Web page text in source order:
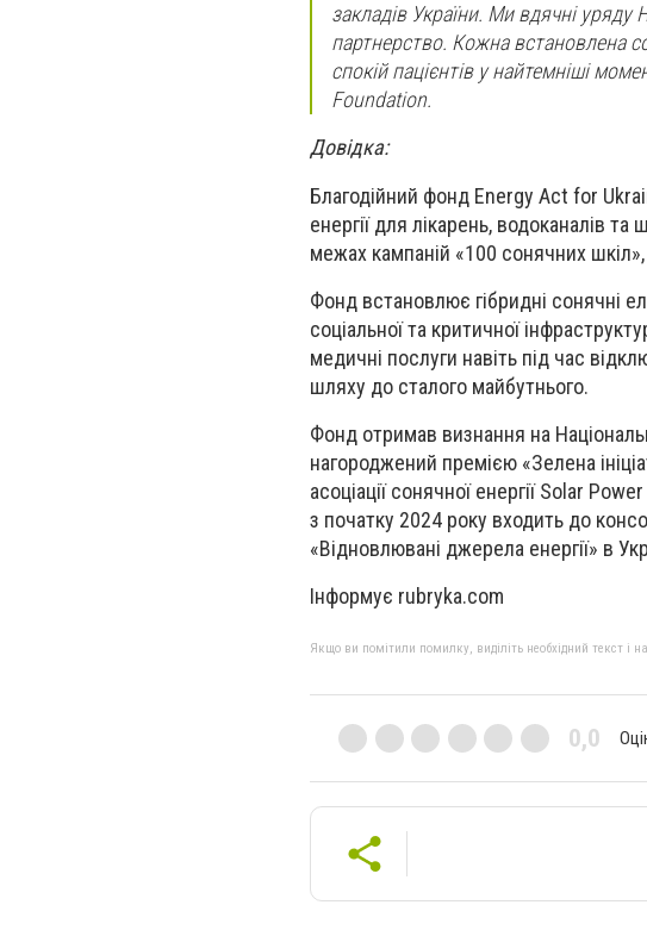
закладів України. Ми вдячні уряду
партнерство. Кожна встановлена
спокій пацієнтів у найтемніші
Foundation.
Довідка:
Благодійний фонд Energy Act for
енергії для лікарень, водоканалів та
межах кампаній «100 сонячних
Фонд встановлює гібридні сонячні
соціальної та критичної
медичні послуги навіть під час
шляху до сталого майбутнього.
Фонд отримав визнання на
нагороджений премією «Зелена
асоціації сонячної енергії Solar
з початку 2024 року входить до
«Відновлювані джерела енергії» в
Інформує rubryka.com
Якщо ви помітили помилку, виділіть необхідний текст і
0,0